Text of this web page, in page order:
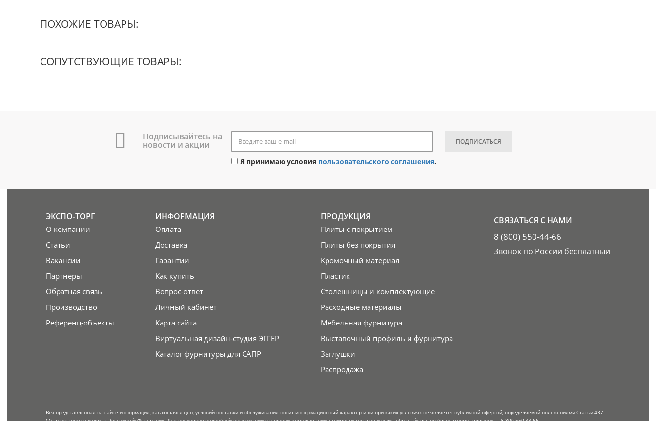
ПОХОЖИЕ ТОВАРЫ:
СОПУТСТВУЮЩИЕ ТОВАРЫ:
Подписывайтесь на
новости и акции ПОДПИСАТЬСЯ
Я принимаю условия пользовательского соглашения.
ЭКСПО-ТОРГ
О компании
Статьи
Вакансии
Партнеры
Обратная связь
Производство
Референц-объекты
ИНФОРМАЦИЯ
Оплата
Доставка
Гарантии
Как купить
Вопрос-ответ
Личный кабинет
Карта сайта
Виртуальная дизайн-студия ЭГГЕР
Каталог фурнитуры для САПР
ПРОДУКЦИЯ
Плиты с покрытием
Плиты без покрытия
Кромочный материал
Пластик
Столешницы и комплектующие
Расходные материалы
Мебельная фурнитура
Выставочный профиль и фурнитура
Заглушки
Распродажа
СВЯЗАТЬСЯ С НАМИ
8 (800) 550-44-66
Звонок по России бесплатный
Вся представленная на сайте информация, касающаяся цен, условий поставки и обслуживания носит информационный характер и ни при каких условиях не является публичной офертой, определяемой положениями Статьи 437